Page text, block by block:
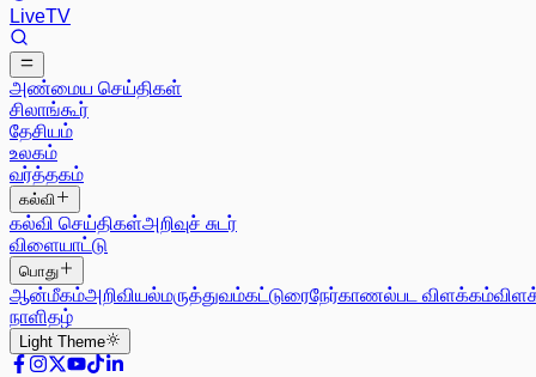
LiveTV
அண்மைய செய்திகள்
சிலாங்கூர்
தேசியம்
உலகம்
வர்த்தகம்
கல்வி
கல்வி செய்திகள்அறிவுச் சுடர்
விளையாட்டு
பொது
ஆன்மீகம்அறிவியல்மருத்துவம்கட்டுரைநேர்காணல்பட விளக்கம்
நாளிதழ்
Light Theme